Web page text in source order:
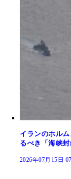
イランのホル
るべき「海峡
2026年07月15日